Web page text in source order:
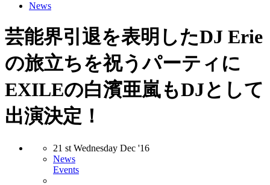
News
芸能界引退を表明したDJ Erie
の旅立ちを祝うパーティに
EXILEの白濱亜嵐もDJとして
出演決定！
21 st Wednesday Dec '16
News
Events